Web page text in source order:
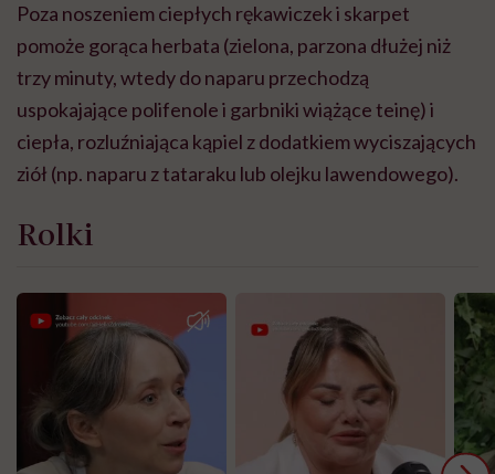
Poza noszeniem ciepłych rękawiczek i skarpet
pomoże gorąca herbata (zielona, parzona dłużej niż
trzy minuty, wtedy do naparu przechodzą
uspokajające polifenole i garbniki wiążące teinę) i
ciepła, rozluźniająca kąpiel z dodatkiem wyciszających
ziół (np. naparu z tataraku lub olejku lawendowego).
Rolki